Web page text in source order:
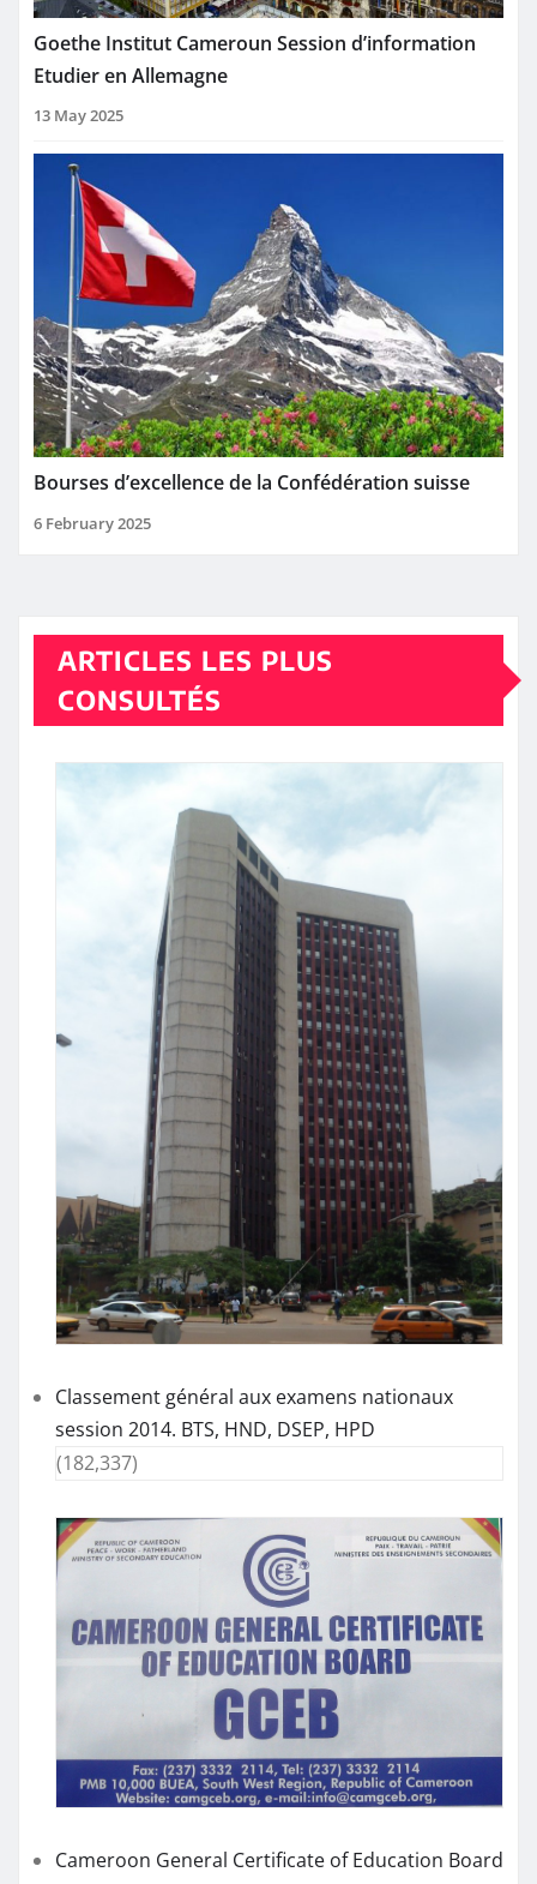
Goethe Institut Cameroun Session d’information
Etudier en Allemagne
13 May 2025
Bourses d’excellence de la Confédération suisse
6 February 2025
ARTICLES LES PLUS
CONSULTÉS
Classement général aux examens nationaux
session 2014. BTS, HND, DSEP, HPD
(182,337)
Cameroon General Certificate of Education Board